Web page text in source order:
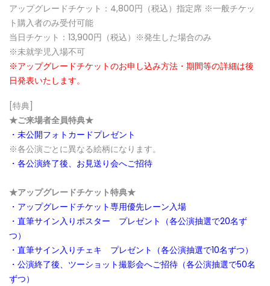
アップグレードチケット：4,800円（税込）指定席 ※一般チケッ
ト購入者のみ受付可能
当日チケット：13,900円（税込）※発生した場合のみ
※未就学児入場不可
※アップグレードチケットのお申し込み方法・期間等の詳細は後
日発表いたします。
[特典]
★ご来場者全員特典★
・未公開フォトカードプレゼント
※各公演ごとに異なる絵柄になります。
・各公演終了後、お見送り会へご招待
★アップグレードチケット特典★
・アップグレードチケット専用優先レーン入場
・直筆サイン入りポスター プレゼント（各公演抽選で20名ず
つ）
・直筆サイン入りチェキ プレゼント（各公演抽選で10名ずつ）
・公演終了後、ツーショット撮影会へご招待（各公演抽選で50名
ずつ）